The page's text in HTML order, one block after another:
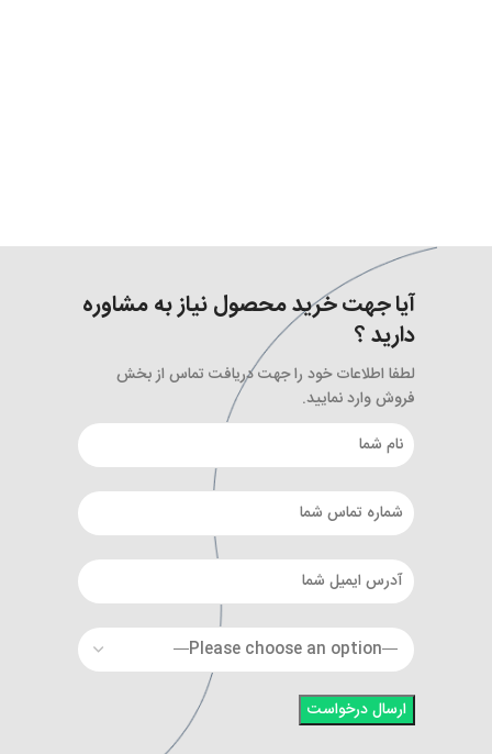
آیا جهت خرید محصول نیاز به مشاوره
دارید ؟
لطفا اطلاعات خود را جهت دریافت تماس از بخش
فروش وارد نمایید.